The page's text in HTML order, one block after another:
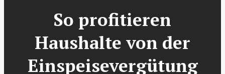
So profitieren
Haushalte von der
Einspeisevergütung